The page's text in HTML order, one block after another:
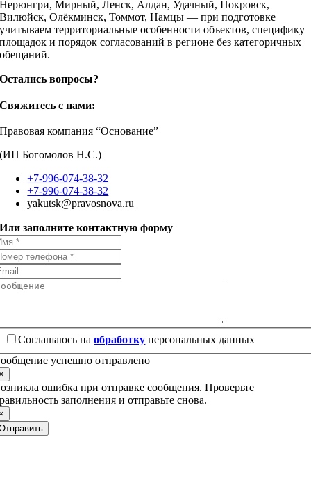
Нерюнгри, Мирный, Ленск, Алдан, Удачный, Покровск,
Вилюйск, Олёкминск, Томмот, Намцы — при подготовке
учитываем территориальные особенности объектов, специфику
площадок и порядок согласований в регионе без категоричных
обещаний.
Остались вопросы?
Свяжитесь с нами:
Правовая компания “Основание”
(ИП Богомолов Н.С.)
+7-996-074-38-32
+7-996-074-38-32
yakutsk@pravosnova.ru
Или заполните контактную форму
Соглашаюсь наобработку персональных данных
успешно отправлено
ошибка при отправке сообщения. Проверьте
заполнения и отправьте снова.